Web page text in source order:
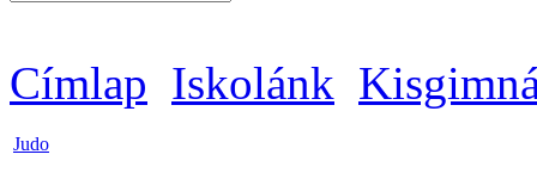
Címlap Iskolánk
Judo